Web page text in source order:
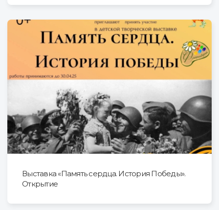
Выставка «Память сердца. История Победы».
Открытие